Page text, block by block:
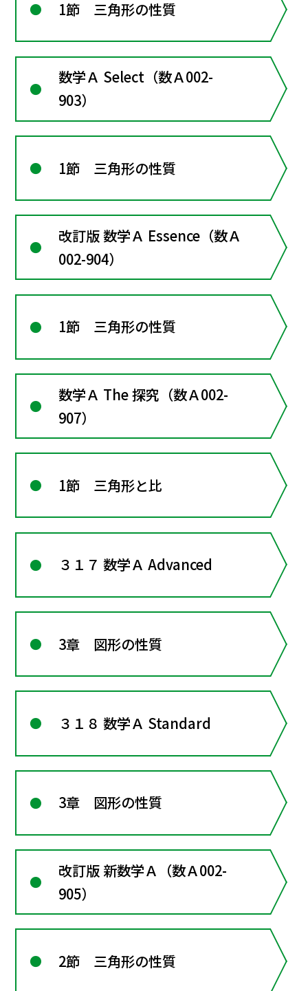
1節 三角形の性質
数学Ａ Select（数Ａ002-
903）
1節 三角形の性質
改訂版 数学Ａ Essence（数Ａ
002-904）
1節 三角形の性質
数学Ａ The 探究（数Ａ002-
907）
1節 三角形と比
３１７ 数学Ａ Advanced
3章 図形の性質
３１８ 数学Ａ Standard
3章 図形の性質
改訂版 新数学Ａ（数Ａ002-
905）
2節 三角形の性質